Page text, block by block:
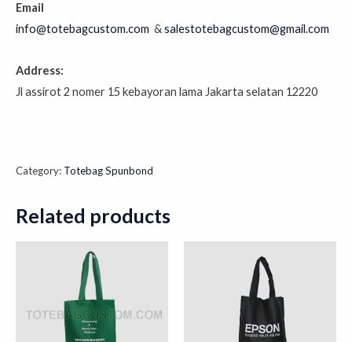
Email
info@totebagcustom.com &salestotebagcustom@gmail.com
Address:
Jl assirot 2 nomer 15 kebayoran lama Jakarta selatan 12220
Category: Totebag Spunbond
Related products